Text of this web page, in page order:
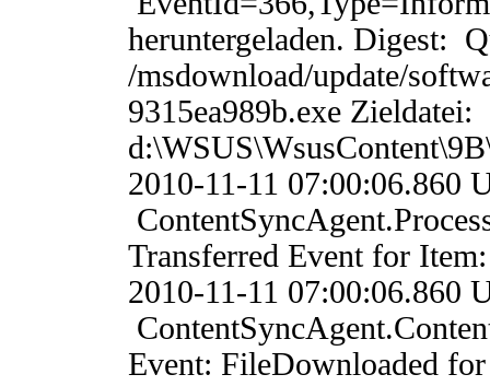
heruntergeladen. Digest:
/msdownload/update/
9315ea989b.exe Zieldatei:
2010-11-11
Transferred Event for
2010-11-11
Event: FileDownloaded